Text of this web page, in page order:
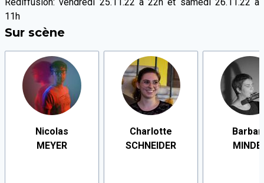
11h
Sur scène
Nicolas
MEYER
Charlotte
SCHNEIDER